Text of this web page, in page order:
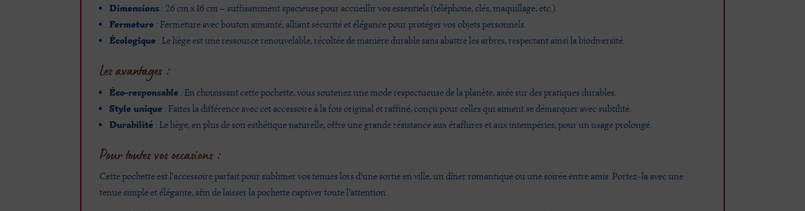
Dimensions : 26 cm x 16 cm – suffisamment spacieuse pour accueillir vos essentiels (téléphone, clés, maquillage, etc.).
Fermeture : Fermeture avec bouton aimanté, alliant sécurité et élégance pour protéger vos objets personnels.
Écologique : Le liège est une ressource renouvelable, récoltée de manière durable sans abattre les arbres, respectant ainsi la biodiversité.
Les avantages :
Éco-responsable : En choisissant cette pochette, vous soutenez une mode respectueuse de la planète, axée sur des pratiques durables.
Style unique : Faites la différence avec cet accessoire à la fois original et raffiné, conçu pour celles qui aiment se démarquer avec subtilité.
Durabilité : Le liège, en plus de son esthétique naturelle, offre une grande résistance aux éraflures et aux intempéries, pour un usage prolongé.
Pour toutes vos occasions :
Cette pochette est l'accessoire parfait pour sublimer vos tenues lors d'une sortie en ville, un dîner romantique ou une soirée entre amis. Portez-la avec une
tenue simple et élégante, afin de laisser la pochette captiver toute l'attention.